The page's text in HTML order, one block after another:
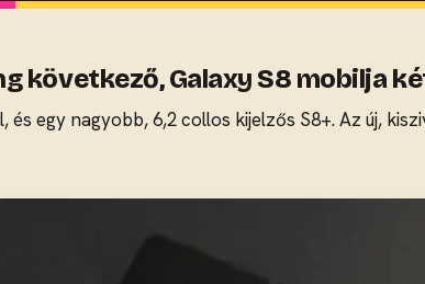
következő, Galaxy S8 mobilja
és egy nagyobb, 6,2 collos kijelzős S8+. Az új,